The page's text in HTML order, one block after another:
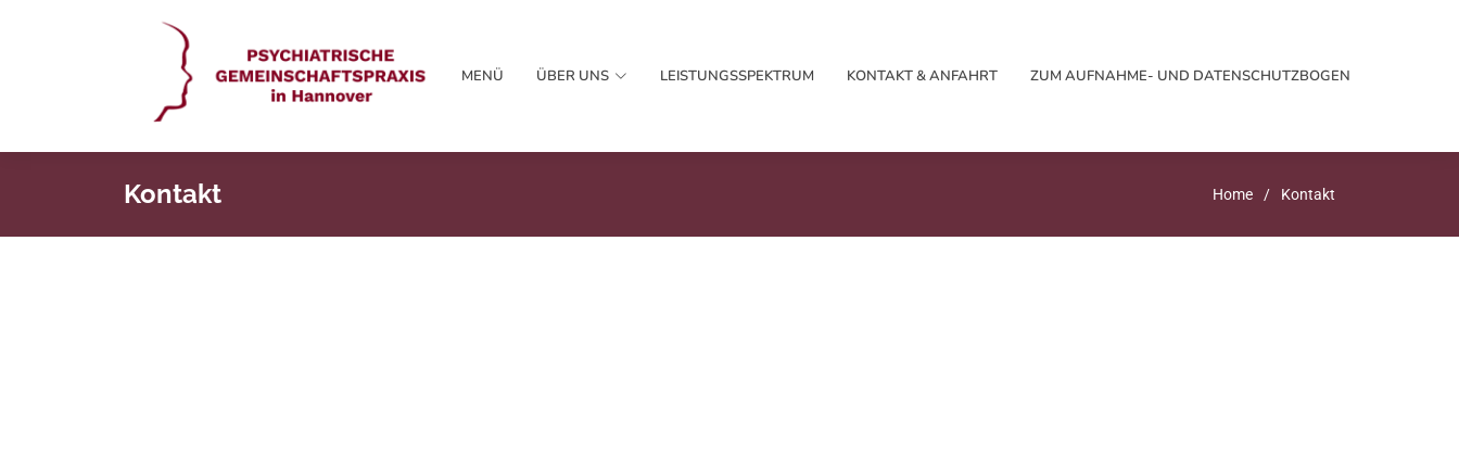
MENÜ ÜBER UNS LEISTUNGSSPEKTRUM KONTAKT & ANFAHRT ZUM AUFNAHME-­ UND DATENSCHUTZBOGEN
Kontakt Home Kontakt